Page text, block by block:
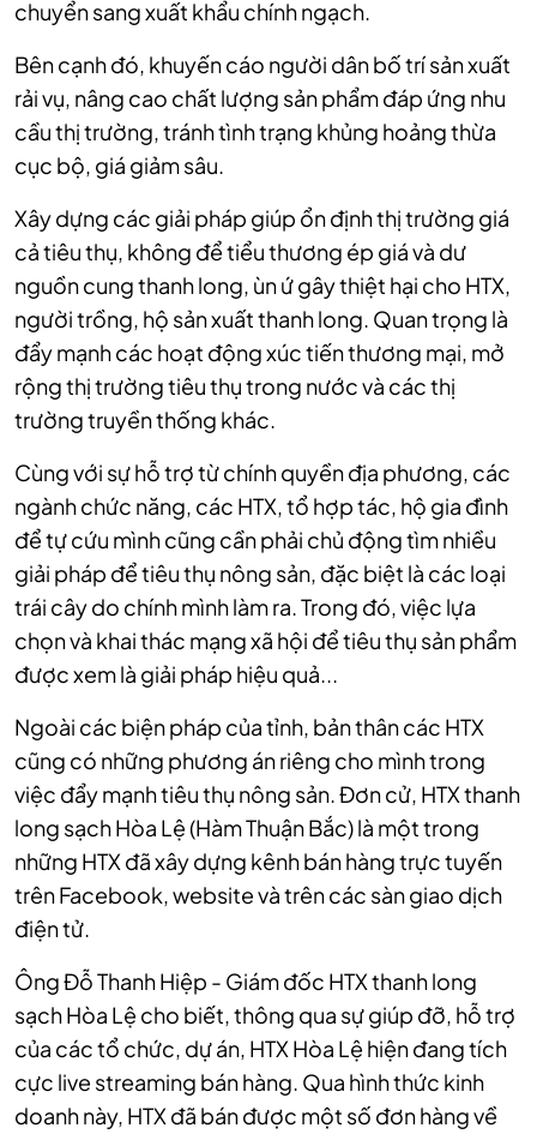
chuyển sang xuất khẩu chính ngạch.
Bên cạnh đó, khuyến cáo người dân bố trí sản xuất
rải vụ, nâng cao chất lượng sản phẩm đáp ứng nhu
cầu thị trường, tránh tình trạng khủng hoảng thừa
cục bộ, giá giảm sâu.
Xây dựng các giải pháp giúp ổn định thị trường giá
cả tiêu thụ, không để tiểu thương ép giá và dư
nguồn cung thanh long, ùn ứ gây thiệt hại cho HTX,
người trồng, hộ sản xuất thanh long. Quan trọng là
đẩy mạnh các hoạt động xúc tiến thương mại, mở
rộng thị trường tiêu thụ trong nước và các thị
trường truyền thống khác.
Cùng với sự hỗ trợ từ chính quyền địa phương, các
ngành chức năng, các HTX, tổ hợp tác, hộ gia đình
để tự cứu mình cũng cần phải chủ động tìm nhiều
giải pháp để tiêu thụ nông sản, đặc biệt là các loại
trái cây do chính mình làm ra. Trong đó, việc lựa
chọn và khai thác mạng xã hội để tiêu thụ sản phẩm
được xem là giải pháp hiệu quả...
Ngoài các biện pháp của tỉnh, bản thân các HTX
cũng có những phương án riêng cho mình trong
việc đẩy mạnh tiêu thụ nông sản. Đơn cử, HTX thanh
long sạch Hòa Lệ (Hàm Thuận Bắc) là một trong
những HTX đã xây dựng kênh bán hàng trực tuyến
trên Facebook, website và trên các sàn giao dịch
điện tử.
Ông Đỗ Thanh Hiệp - Giám đốc HTX thanh long
sạch Hòa Lệ cho biết, thông qua sự giúp đỡ, hỗ trợ
của các tổ chức, dự án, HTX Hòa Lệ hiện đang tích
cực live streaming bán hàng. Qua hình thức kinh
doanh này, HTX đã bán được một số đơn hàng về